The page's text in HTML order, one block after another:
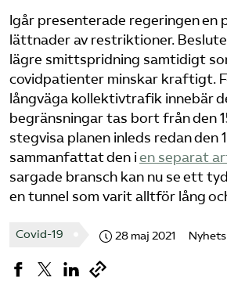
Bli medlem
Logga in på Arbetsgivarguiden
Sök på tagforetagen.se
Igår presenterade regeringen en
lättnader av restriktioner.
lägre smittspridning samtidigt
covidpatienter minskar kraftigt.
långväga kollektivtrafik innebär
begränsningar tas bort från den
stegvisa planen inleds redan den
sammanfattat den ien separat
sargade bransch kan nu se ett
en tunnel som varit alltför lång
Covid-19 28 maj 2021